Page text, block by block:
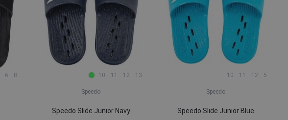
6 8 10 11 12 13
Speedo
Speedo Slide Junior Navy
10 11 12 5
Speedo
Speedo Slide Junior Blue